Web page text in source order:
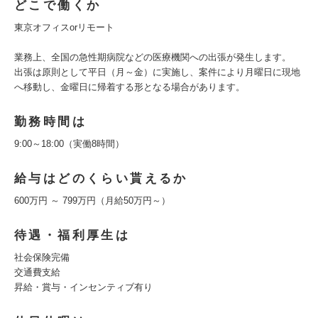
どこで働くか
東京オフィスorリモート
業務上、全国の急性期病院などの医療機関への出張が発生します。
出張は原則として平日（月～金）に実施し、案件により月曜日に現地
へ移動し、金曜日に帰着する形となる場合があります。
勤務時間は
9:00～18:00（実働8時間）
給与はどのくらい貰えるか
600万円 ～ 799万円（月給50万円～）
待遇・福利厚生は
社会保険完備
交通費支給
昇給・賞与・インセンティブ有り